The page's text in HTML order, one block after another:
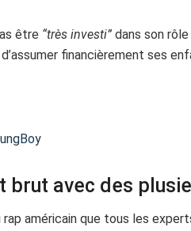
être “très investi” dans son
financièrement ses
brut avec des
américain que tous les